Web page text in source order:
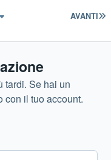
AVANTI
tardi. Se hai un
con il tuo account.